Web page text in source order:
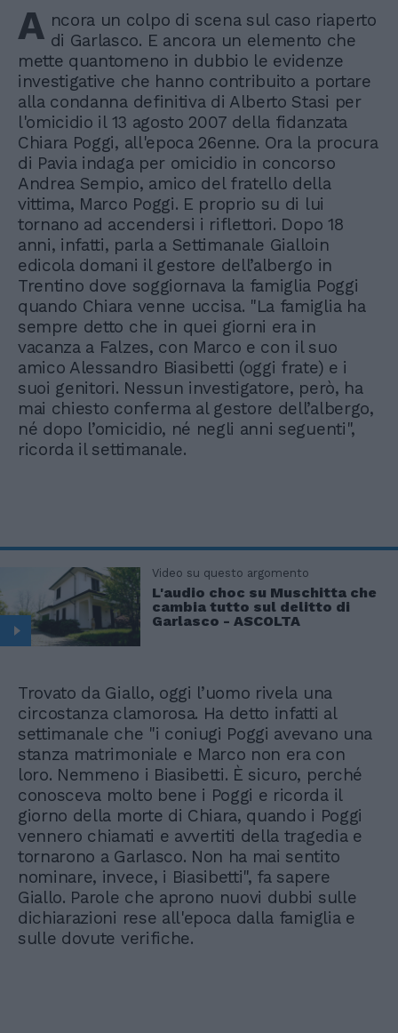
A ncora un colpo di scena sul caso riaperto
di Garlasco. E ancora un elemento che
mette quantomeno in dubbio le evidenze
investigative che hanno contribuito a portare
alla condanna definitiva di Alberto Stasi per
l'omicidio il 13 agosto 2007 della fidanzata
Chiara Poggi, all'epoca 26enne. Ora la procura
di Pavia indaga per omicidio in concorso
Andrea Sempio, amico del fratello della
vittima, Marco Poggi. E proprio su di lui
tornano ad accendersi i riflettori. Dopo 18
anni, infatti, parla a Settimanale Gialloin
edicola domani il gestore dell’albergo in
Trentino dove soggiornava la famiglia Poggi
quando Chiara venne uccisa. "La famiglia ha
sempre detto che in quei giorni era in
vacanza a Falzes, con Marco e con il suo
amico Alessandro Biasibetti (oggi frate) e i
suoi genitori. Nessun investigatore, però, ha
mai chiesto conferma al gestore dell’albergo,
né dopo l’omicidio, né negli anni seguenti",
ricorda il settimanale.
Video su questo argomento
L'audio choc su Muschitta che
cambia tutto sul delitto di
Garlasco - ASCOLTA
Trovato da Giallo, oggi l’uomo rivela una
circostanza clamorosa. Ha detto infatti al
settimanale che "i coniugi Poggi avevano una
stanza matrimoniale e Marco non era con
loro. Nemmeno i Biasibetti. È sicuro, perché
conosceva molto bene i Poggi e ricorda il
giorno della morte di Chiara, quando i Poggi
vennero chiamati e avvertiti della tragedia e
tornarono a Garlasco. Non ha mai sentito
nominare, invece, i Biasibetti", fa sapere
Giallo. Parole che aprono nuovi dubbi sulle
dichiarazioni rese all'epoca dalla famiglia e
sulle dovute verifiche.